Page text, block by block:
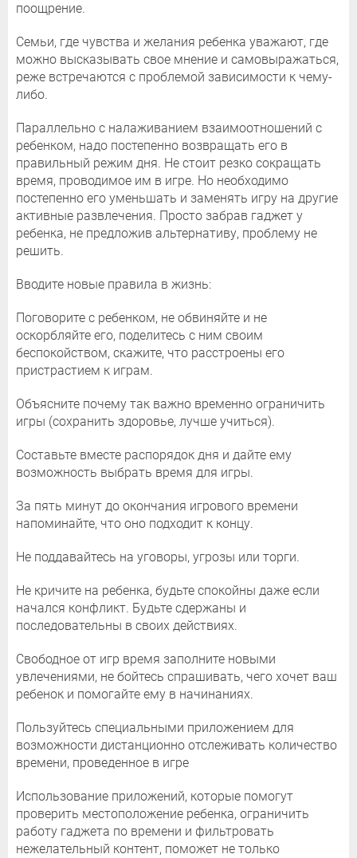
поощрение.
Семьи, где чувства и желания ребенка уважают, где
можно высказывать свое мнение и самовыражаться,
реже встречаются с проблемой зависимости к чему-
либо.
Параллельно с налаживанием взаимоотношений с
ребенком, надо постепенно возвращать его в
правильный режим дня. Не стоит резко сокращать
время, проводимое им в игре. Но необходимо
постепенно его уменьшать и заменять игру на другие
активные развлечения. Просто забрав гаджет у
ребенка, не предложив альтернативу, проблему не
решить.
Вводите новые правила в жизнь:
Поговорите с ребенком, не обвиняйте и не
оскорбляйте его, поделитесь с ним своим
беспокойством, скажите, что расстроены его
пристрастием к играм.
Объясните почему так важно временно ограничить
игры (сохранить здоровье, лучше учиться).
Составьте вместе распорядок дня и дайте ему
возможность выбрать время для игры.
За пять минут до окончания игрового времени
напоминайте, что оно подходит к концу.
Не поддавайтесь на уговоры, угрозы или торги.
Не кричите на ребенка, будьте спокойны даже если
начался конфликт. Будьте сдержаны и
последовательны в своих действиях.
Свободное от игр время заполните новыми
увлечениями, не бойтесь спрашивать, чего хочет ваш
ребенок и помогайте ему в начинаниях.
Пользуйтесь специальными приложением для
возможности дистанционно отслеживать количество
времени, проведенное в игре
Использование приложений, которые помогут
проверить местоположение ребенка, ограничить
работу гаджета по времени и фильтровать
нежелательный контент, поможет не только